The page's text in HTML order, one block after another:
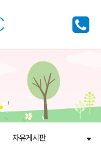
자유게시판